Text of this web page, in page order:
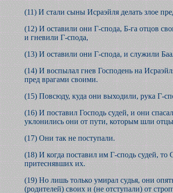
(11) И стали сыны Исраэйля делать злое
(12) И оставили они Г-спода, Б-га отцов
и гневили Г-спода,
(13) И оставили они Г-спода, и служили
(14) И воспылал гнев Господень на
пред врагами своими.
(15) Повсюду, куда они выходили, рука Г-
(16) И поставил Господь судей, и они
уклонились они от пути, которым шли
(17) Они так не поступали.
(18) И когда поставил им Г-сподь судей,
притеснявших их.
(19) Но лишь только умирал судья, они
(родителей) своих и (не отступали) от